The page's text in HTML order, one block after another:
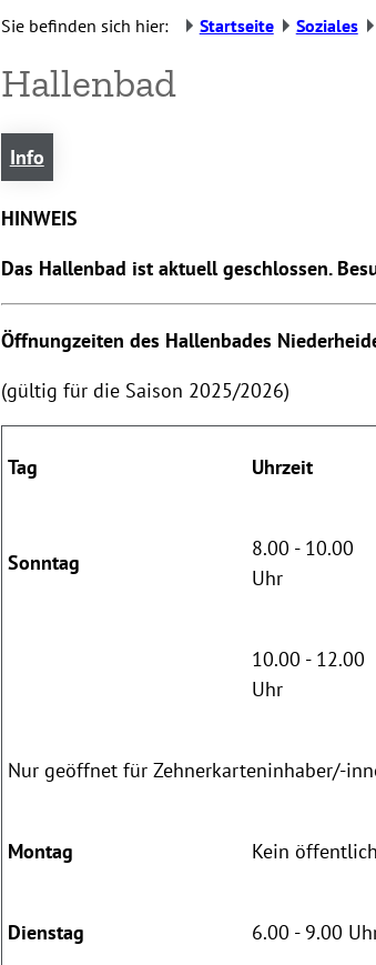
Sie befinden sich hier: Startseite Soziales
Hallenbad
Info
HINWEIS
Das Hallenbad ist aktuell geschlossen.
Öffnungzeiten des Hallenbades
(gültig für die Saison 2025/2026)
Tag Uhrzeit
Sonntag
8.00 - 10.00
Uhr
10.00 - 12.00
Uhr
Nur geöffnet für Zehnerkarteninhaber/-
Montag Kein
Dienstag 6.00 - 9.00